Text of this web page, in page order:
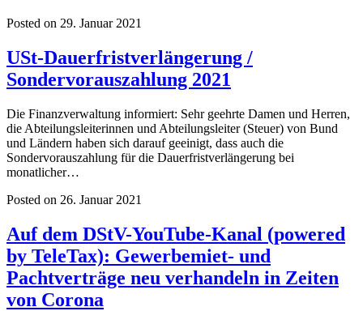
Posted on 29. Januar 2021
USt-Dauerfristverlängerung /
Sondervorauszahlung 2021
Die Finanzverwaltung informiert: Sehr geehrte Damen und Herren,
die Abteilungsleiterinnen und Abteilungsleiter (Steuer) von Bund
und Ländern haben sich darauf geeinigt, dass auch die
Sondervorauszahlung für die Dauerfristverlängerung bei
monatlicher…
Posted on 26. Januar 2021
Auf dem DStV-YouTube-Kanal (powered
by TeleTax): Gewerbemiet- und
Pachtverträge neu verhandeln in Zeiten
von Corona